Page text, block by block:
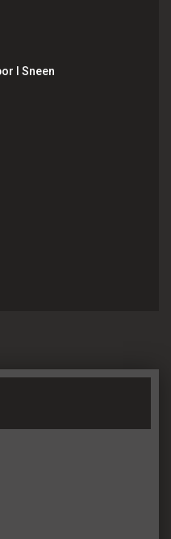
I Sneen